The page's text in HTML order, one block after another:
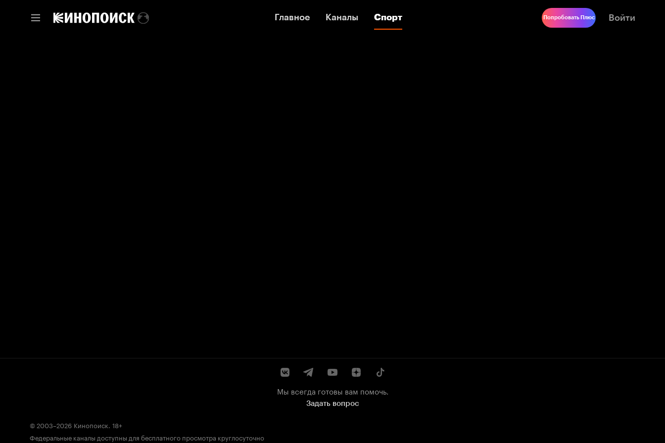
Главное Каналы Спорт
Главное Каналы Спорт Попробовать Плюс Войти
Мы всегда готовы вам помочь.
Задать вопрос
© 2003–2026 Кинопоиск. 18+
Федеральные каналы доступны для бесплатного просмотра круглосуточно